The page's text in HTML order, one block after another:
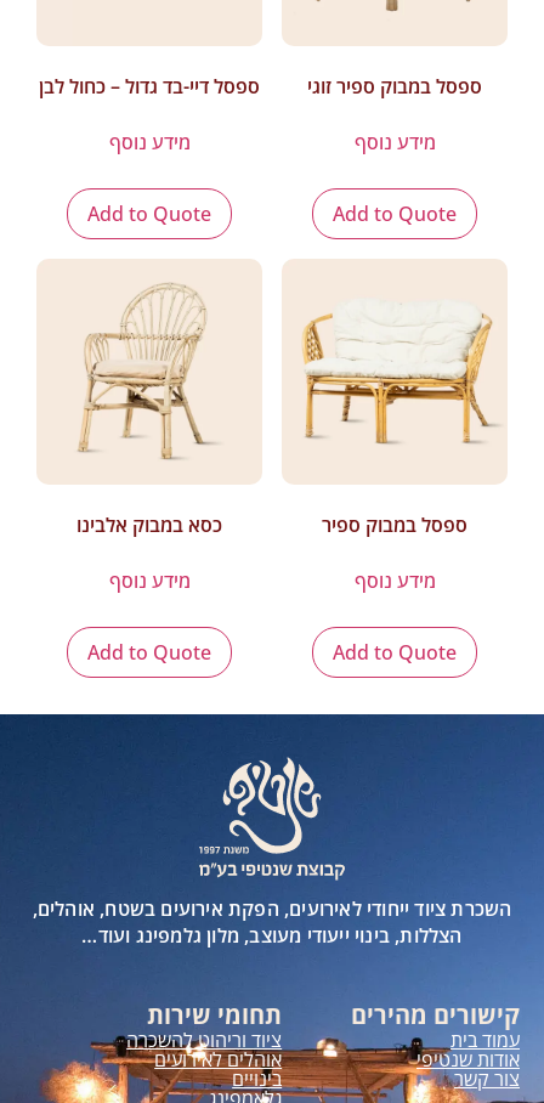
ספסל במבוק ספיר זוגי
מידע נוסף
Add to Quote
ספסל דיי-בד גדול – כחול לבן
מידע נוסף
Add to Quote
ספסל במבוק ספיר
מידע נוסף
Add to Quote
כסא במבוק אלבינו
מידע נוסף
Add to Quote
השכרת ציוד ייחודי לאירועים, הפקת אירועים בשטח, אוהלים,
הצללות, בינוי ייעודי מעוצב, מלון גלמפינג ועוד…
קישורים מהירים
עמוד בית
אודות שנטיפי
צור קשר
תחומי שירות
ציוד וריהוט להשכרה
אוהלים לאירועים
בינויים